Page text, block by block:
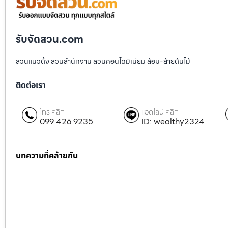
รับจัดสวน.com
สวนแนวตั้ง สวนสำนักงาน สวนคอนโดมิเนียม ล้อม-ย้ายต้นไม้
ติดต่อเรา
โทร คลิก
099 426 9235
แอดไลน์ คลิก
ID: wealthy2324
บทความที่คล้ายกัน